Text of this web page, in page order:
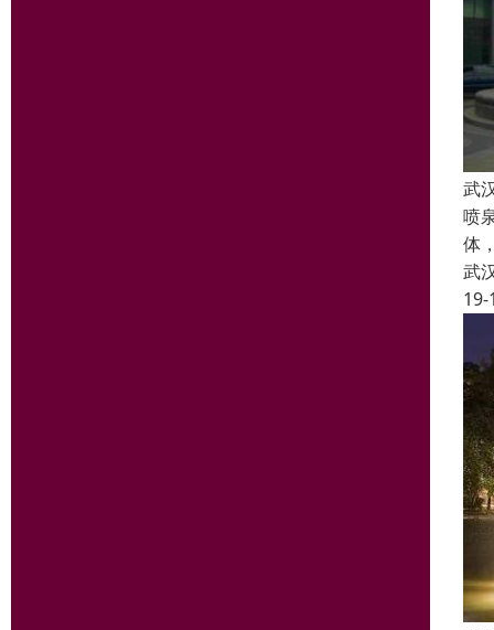
武
喷
体
武
19-